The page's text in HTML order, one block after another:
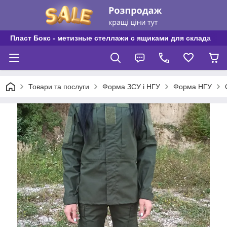
Пласт Бокс - метизные стеллажи с ящиками для склада
Товари та послуги Форма ЗСУ і НГУ Форма НГУ